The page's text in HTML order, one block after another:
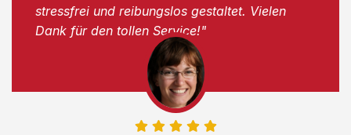
stressfrei und reibungslos gestaltet. Vielen
Dank für den tollen Service!"